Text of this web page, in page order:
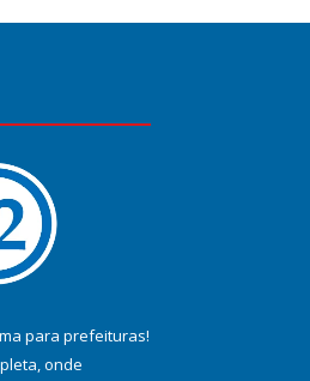
para prefeituras!
onde